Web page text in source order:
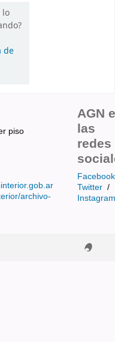
lo
de
piso
archivo-
AGN
las
redes
Facebook
Twitter /
Instagram